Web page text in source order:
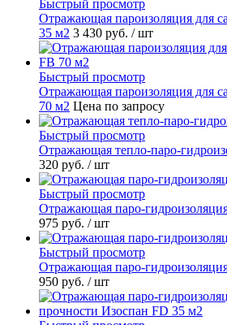
Быстрый просмотр
Отражающая пароизоляция для
35 м2 3 430 руб. / шт
Быстрый просмотр
Отражающая пароизоляция для
70 м2 Цена по запросу
Быстрый просмотр
Отражающая тепло-паро-
320 руб. / шт
Быстрый просмотр
Отражающая паро-
975 руб. / шт
Быстрый просмотр
Отражающая паро-
950 руб. / шт